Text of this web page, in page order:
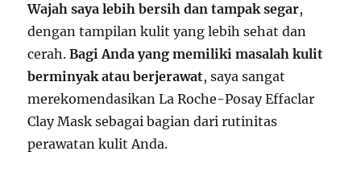
Wajah saya lebih bersih dan tampak segar,
dengan tampilan kulit yang lebih sehat dan
cerah.Bagi Anda yang memiliki masalah kulit
berminyak atau berjerawat, saya sangat
merekomendasikan La Roche-Posay Effaclar
Clay Mask sebagai bagian dari rutinitas
perawatan kulit Anda.